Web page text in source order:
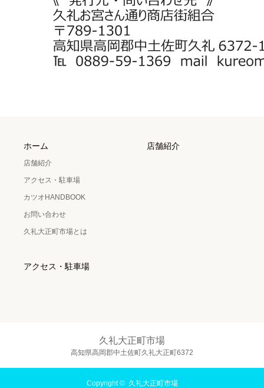
ホーム
店舗紹介
アクセス・駐車場
カツオHANDBOOK
お問い合わせ
久礼大正町市場とは
店舗紹介
アクセス・駐車場
久礼大正町市場
高知県高岡郡中土佐町久礼大正町6372
Copyright © 久礼大正町市場